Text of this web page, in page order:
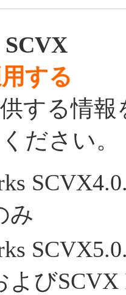
SCVX
する
する情
ださい。
み
よび